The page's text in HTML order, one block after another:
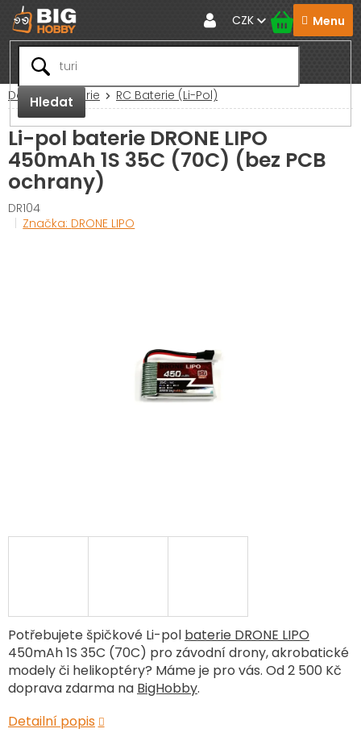
Přejít
na
obsah
Hledat
CZK
Domů Baterie RC Baterie (Li-Pol)
Li-pol baterie DRONE LIPO
450mAh 1S 35C (70C) (bez PCB
ochrany)
DR104
Značka: DRONE LIPO
Potřebujete špičkové Li-pol baterie DRONE LIPO
450mAh 1S 35C (70C) pro závodní drony, akrobatické
modely či helikoptéry? Máme je pro vás. Od 2 500 Kč
doprava zdarma na BigHobby.
Detailní popis